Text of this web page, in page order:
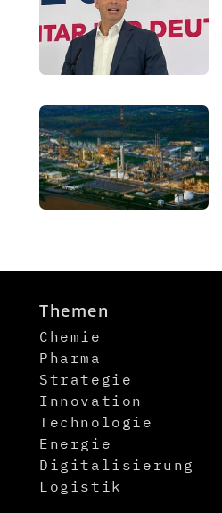
Themen
Chemie
Pharma
Strategie
Innovation
Technologie
Energie
Digitalisierung
Logistik